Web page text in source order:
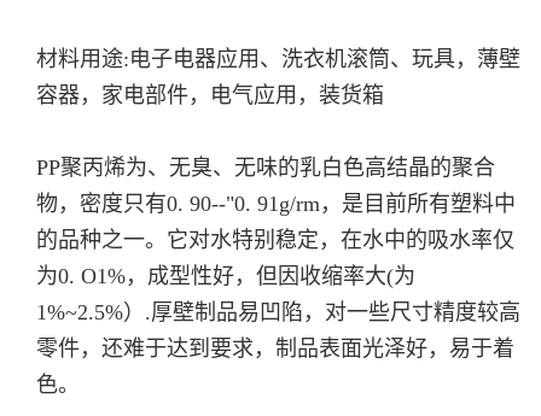
材料用途:电子电器应用、洗衣机滚筒、玩具，薄壁
容器，家电部件，电气应用，装货箱
PP聚丙烯为、无臭、无味的乳白色高结晶的聚合
物，密度只有0. 90--"0. 91g/rm，是目前所有塑料中
的品种之一。它对水特别稳定，在水中的吸水率仅
为0. O1%，成型性好，但因收缩率大(为
1%~2.5%）.厚壁制品易凹陷，对一些尺寸精度较高
零件，还难于达到要求，制品表面光泽好，易于着
色。